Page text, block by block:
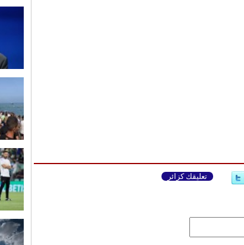
تعليقك كزائر